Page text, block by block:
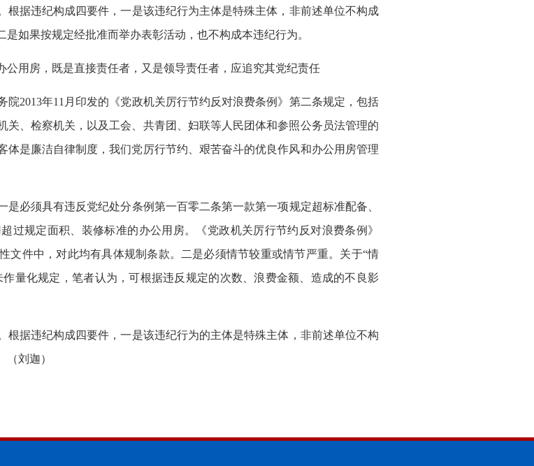
据违纪构成四要件，一是该违纪行为主体是特殊主体，非前述单位不构成
如果按规定经批准而举办表彰活动，也不构成本违纪行为。
用房，既是直接责任者，又是领导责任者，应追究其党纪责任
2013年11月印发的《党政机关厉行节约反对浪费条例》第二条规定，包括
关、检察机关，以及工会、共青团、妇联等人民团体和参照公务员法管理的
是廉洁自律制度，我们党厉行节约、艰苦奋斗的优良作风和办公用房管理
必须具有违反党纪处分条例第一百零二条第一款第一项规定超标准配备、
过规定面积、装修标准的办公用房。《党政机关厉行节约反对浪费条例》
文件中，对此均有具体规制条款。二是必须情节较重或情节严重。关于“情
量化规定，笔者认为，可根据违反规定的次数、浪费金额、造成的不良影
据违纪构成四要件，一是该违纪行为的主体是特殊主体，非前述单位不构
刘迦）